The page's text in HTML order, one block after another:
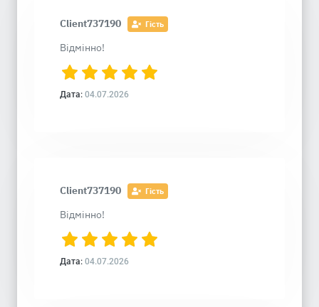
Client737190 Гість
Відмінно!
Дата: 04.07.2026
Client737190 Гість
Відмінно!
Дата: 04.07.2026